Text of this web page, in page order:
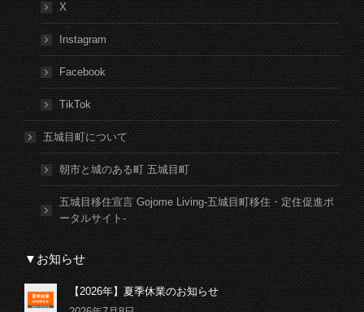
X
Instagram
Facebook
TikTok
五城目町について
朝市と城のある町 五城目町
五城目移住宣言 Gojome Living-五城目町移住・定住促進ポ
ータルサイト-
▼お知らせ
【2026年】夏季休業のお知らせ